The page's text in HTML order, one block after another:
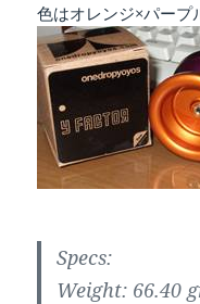
色はオレンジ×パープ
Specs:
Weight: 66.40